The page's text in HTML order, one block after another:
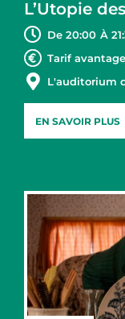
L’Utopie
De 20:00 À
Tarif
L'auditorium
EN SAVOIR PLUS